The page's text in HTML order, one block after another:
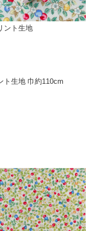
ント生地
ト生地 巾約110cm